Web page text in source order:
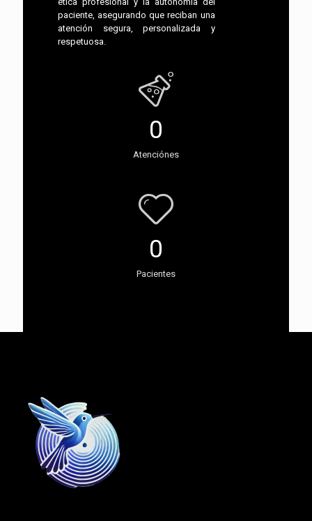
paciente, asegurando que reciban una
atención segura, personalizada y
respetuosa.
0
Atenciónes
0
Pacientes